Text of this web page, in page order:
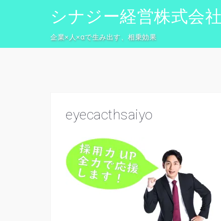
シナジー経営株式会社
企業×人×αで生み出す、相乗効果
eyecacthsaiyo